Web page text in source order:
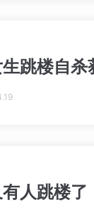
跳楼自
人跳楼了